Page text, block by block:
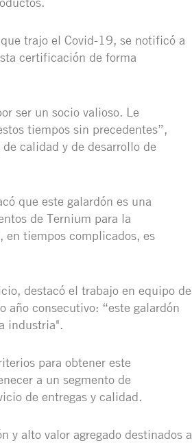
trajo el Covid-19, se notificó a
certificación de forma
ser un socio valioso. Le
tiempos sin precedentes”,
calidad y de desarrollo de
que este galardón es una
de Ternium para la
tiempos complicados, es
destacó el trabajo en equipo de
año consecutivo: “este galardón
industria".
para obtener este
a un segmento de
de entregas y calidad.
y alto valor agregado destinados a